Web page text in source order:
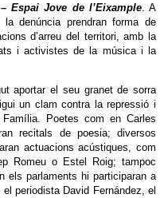
Espai Jove de l’Eixample. A
denúncia prendran forma de
d’arreu del territori, amb la
i activistes de la música i la
aportar el seu granet de sorra
un clam contra la repressió i
Poetes com en Carles
recitals de poesia; diversos
actuacions acústiques, com
Romeu o Estel Roig; tampoc
els parlaments hi participaran a
periodista David Fernández, el